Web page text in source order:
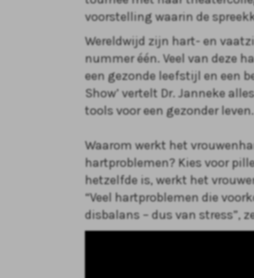
voorstelling waarin de
Wereldwijd zijn hart- en
nummer één. Veel van deze
een gezonde leefstijl en een
Show’ vertelt Dr. Janneke
tools voor een gezonder leven.
Waarom werkt het
hartproblemen? Kies voor
hetzelfde is, werkt het
“Veel hartproblemen die
disbalans – dus van stress”,